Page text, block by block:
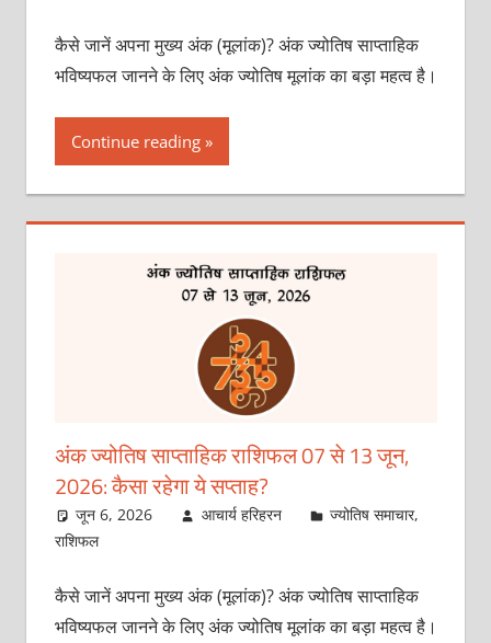
कैसे जानें अपना मुख्य अंक (मूलांक)? अंक ज्योतिष साप्ताहिक
भविष्यफल जानने के लिए अंक ज्योतिष मूलांक का बड़ा महत्व है।
Continue reading
अंक ज्योतिष साप्ताहिक राशिफल 07 से 13 जून,
2026: कैसा रहेगा ये सप्‍ताह?
जून 6, 2026 आचार्य हरिहरन ज्योतिष समाचार,
राशिफल
कैसे जानें अपना मुख्य अंक (मूलांक)? अंक ज्योतिष साप्ताहिक
भविष्यफल जानने के लिए अंक ज्योतिष मूलांक का बड़ा महत्व है।